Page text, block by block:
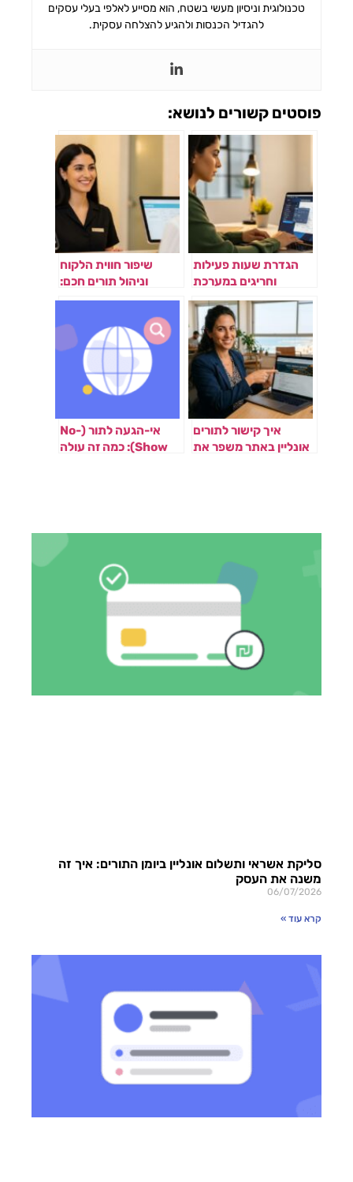
טכנולוגית וניסיון מעשי בשטח, הוא מסייע לאלפי בעלי עסקים
להגדיל הכנסות ולהגיע להצלחה עסקית.
פוסטים קשורים לנושא:
הגדרת שעות פעילות
וחריגים במערכת
Plannie
שיפור חווית הלקוח
וניהול תורים חכם:
המפתח להצלחת
איך קישור לתורים
אונליין באתר משפר את
אי-הגעה לתור (No-
Show): כמה זה עולה
סליקת אשראי ותשלום אונליין ביומן התורים: איך זה
משנה את העסק
06/07/2026
קרא עוד »